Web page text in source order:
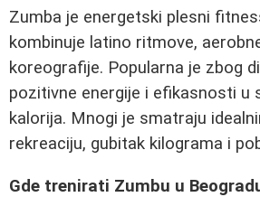
Zumba je energetski plesni
kombinuje latino ritmove,
koreografije. Popularna je zbog
pozitivne energije i efikasnosti u
kalorija. Mnogi je smatraju
rekreaciju, gubitak kilograma i
Gde trenirati Zumbu u